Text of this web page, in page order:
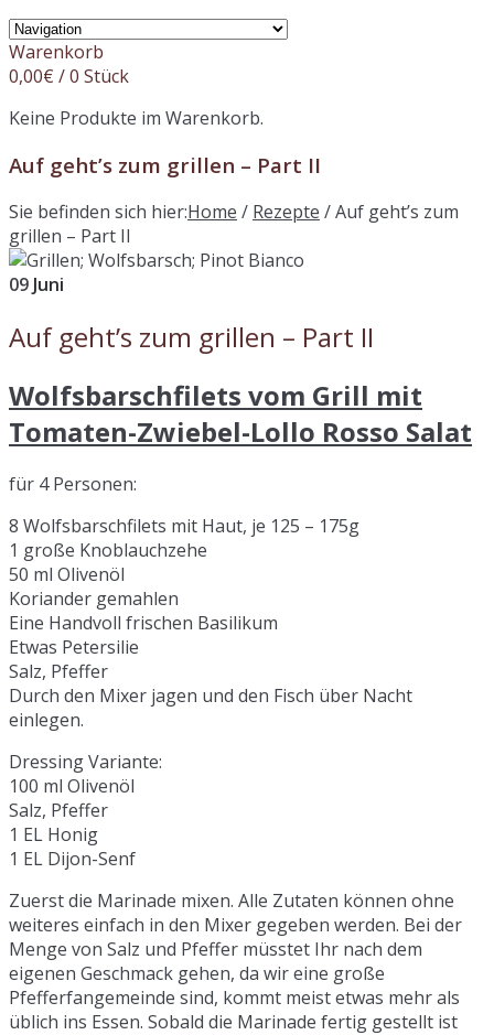
Warenkorb
0,00€ / 0 Stück
Keine Produkte im Warenkorb.
Auf geht’s zum grillen – Part II
Sie befinden sich hier:Home / Rezepte /Auf geht’s zum
grillen – Part II
09 Juni
Auf geht’s zum grillen – Part II
Wolfsbarschfilets vom Grill mit
Tomaten-Zwiebel-Lollo Rosso Salat
für 4 Personen:
8 Wolfsbarschfilets mit Haut, je 125 – 175g
1 große Knoblauchzehe
50 ml Olivenöl
Koriander gemahlen
Eine Handvoll frischen Basilikum
Etwas Petersilie
Salz, Pfeffer
Durch den Mixer jagen und den Fisch über Nacht
einlegen.
Dressing Variante:
100 ml Olivenöl
Salz, Pfeffer
1 EL Honig
1 EL Dijon-Senf
Zuerst die Marinade mixen. Alle Zutaten können ohne
weiteres einfach in den Mixer gegeben werden. Bei der
Menge von Salz und Pfeffer müsstet Ihr nach dem
eigenen Geschmack gehen, da wir eine große
Pfefferfangemeinde sind, kommt meist etwas mehr als
üblich ins Essen. Sobald die Marinade fertig gestellt ist